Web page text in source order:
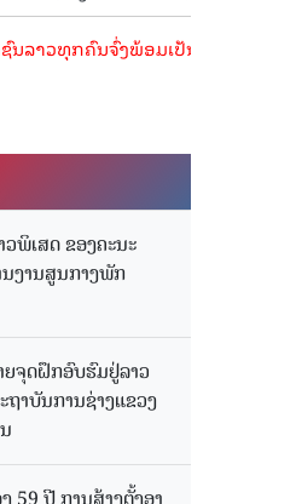
ທຸກຄົນຈົ່ງພ້ອມເປັນເຈົ້າພາບທີ່ດີ ຕ້ອນ
ວພິເສດ ຂອງຄະນະ
ງານສູນກາງພັກ
ຍຈຸດຝຶກອົບຮົມຢູ່ລາວ
ຖາບັນການຊ່າງແຂວງ